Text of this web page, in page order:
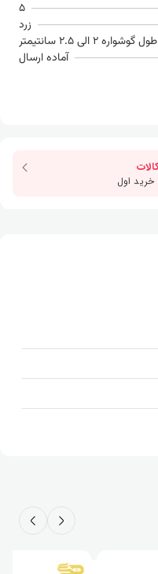
5
زرد
طول گوشواره 2 الی 2.5 سانتیمتر
آماده ارسال